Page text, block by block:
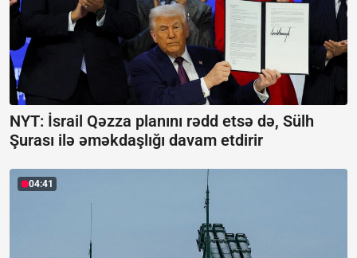
NYT: İsrail Qəzza planını rədd etsə də, Sülh
Şurası ilə əməkdaşlığı davam etdirir
04:41